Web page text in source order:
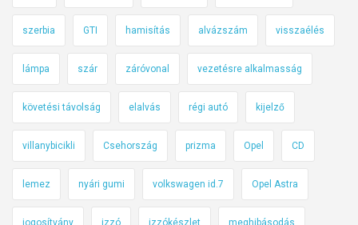
szerbia GTI hamisítás alvázszám visszaélés
lámpa szár záróvonal vezetésre alkalmasság
követési távolság elalvás régi autó kijelző
villanybicikli Csehország prizma Opel CD
lemez nyári gumi volkswagen id.7 Opel Astra
jogosítvány izzó izzókészlet meghibásodás